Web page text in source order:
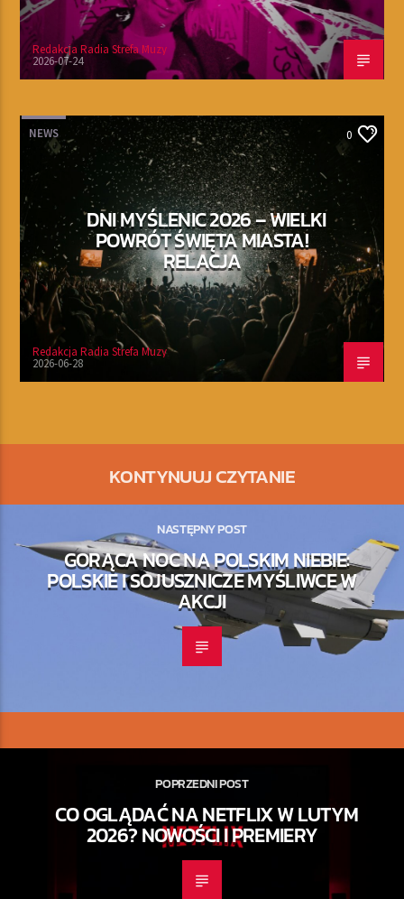
Redakcja Radia Strefa Muzy
2026-07-24
NEWS 0
DNI MYŚLENIC 2026 – WIELKI
POWRÓT ŚWIĘTA MIASTA!
RELACJA
Redakcja Radia Strefa Muzy
2026-06-28
KONTYNUUJ CZYTANIE
NASTĘPNY POST
GORĄCA NOC NA POLSKIM NIEBIE:
POLSKIE I SOJUSZNICZE MYŚLIWCE W
AKCJI
POPRZEDNI POST
CO OGLĄDAĆ NA NETFLIX W LUTYM
2026? NOWOŚCI I PREMIERY